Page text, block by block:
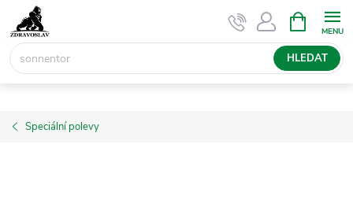
na
obsah
HLEDAT
NÁKUPNÍ
KOŠÍK
Speciální polevy